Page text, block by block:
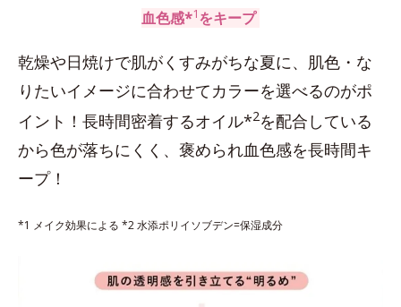
血色感*1をキープ
乾燥や日焼けで肌がくすみがちな夏に、肌色・な
りたいイメージに合わせてカラーを選べるのがポ
イント！長時間密着するオイル*2を配合している
から色が落ちにくく、褒められ血色感を長時間キ
ープ！
*1 メイク効果による *2 水添ポリイソブデン=保湿成分